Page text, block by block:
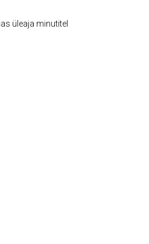
üleaja minutitel